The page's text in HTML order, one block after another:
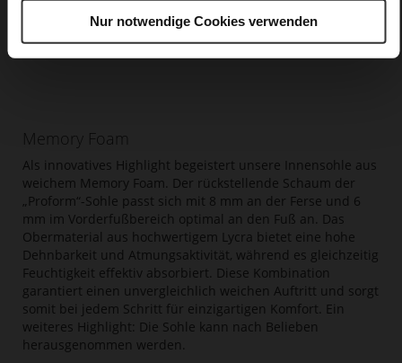
Nur notwendige Cookies verwenden
Memory Foam
Als innovatives Highlight begeistert unsere Innensohle aus
weichem Memory Foam. Der rückstellende Schaum der
„Proform“-Sohle passt sich mit 8 mm an der Ferse und 6
mm im Vorderfußbereich optimal an den Fuß an. Das
Obermaterial aus hochwertigem Lycra bietet eine hohe
Dehnbarkeit und Atmungsaktivität, während es gleichzeitig
Feuchtigkeit effektiv absorbiert. Diese Kombination
garantiert einen unvergleichlich weichen Auftritt und sorgt
somit bei jedem Schritt für einzigartigen Komfort. Ein
weiteres Highlight: Die Sohle kann nach Belieben
herausgenommen werden.